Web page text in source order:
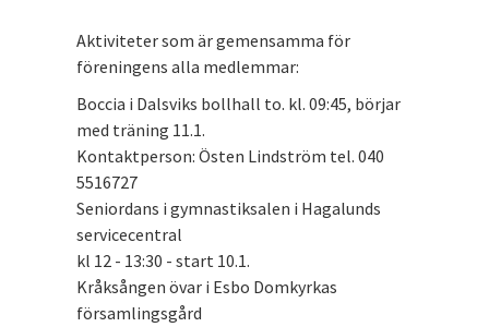
Aktiviteter som är gemensamma för
föreningens alla medlemmar:
Boccia i Dalsviks bollhall to. kl. 09:45, börjar
med träning 11.1.
Kontaktperson: Östen Lindström tel. 040
5516727
Seniordans i gymnastiksalen i Hagalunds
servicecentral
kl 12 - 13:30 - start 10.1.
Kråksången övar i Esbo Domkyrkas
församlingsgård